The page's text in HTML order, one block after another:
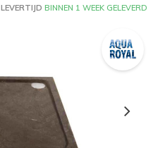
LEVERTIJD BINNEN 1 WEEK GELEVERD